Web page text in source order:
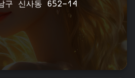
구 신사동 652-14